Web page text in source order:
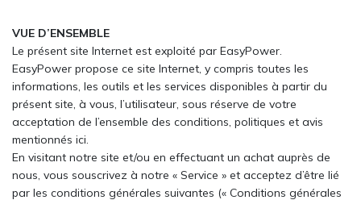
VUE D’ENSEMBLE
Le présent site Internet est exploité par EasyPower.
EasyPower propose ce site Internet, y compris toutes les
informations, les outils et les services disponibles à partir du
présent site, à vous, l’utilisateur, sous réserve de votre
acceptation de l’ensemble des conditions, politiques et avis
mentionnés ici.
En visitant notre site et/ou en effectuant un achat auprès de
nous, vous souscrivez à notre « Service » et acceptez d’être lié
par les conditions générales suivantes (« Conditions générales